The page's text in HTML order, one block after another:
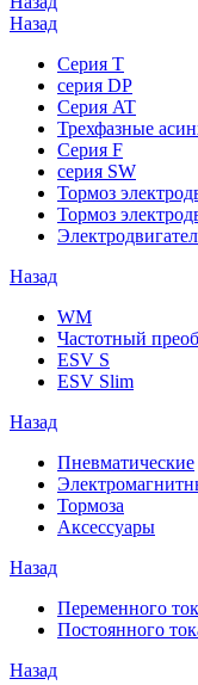
Назад
Серия T
серия DP
Серия AT
Трехфазные
Серия F
серия SW
Тормоз
Тормоз
Назад
WM
Частотный
ESV S
ESV Slim
Назад
Пневматические
Тормоза
Аксессуары
Назад
Переменного
Постоянного
Назад